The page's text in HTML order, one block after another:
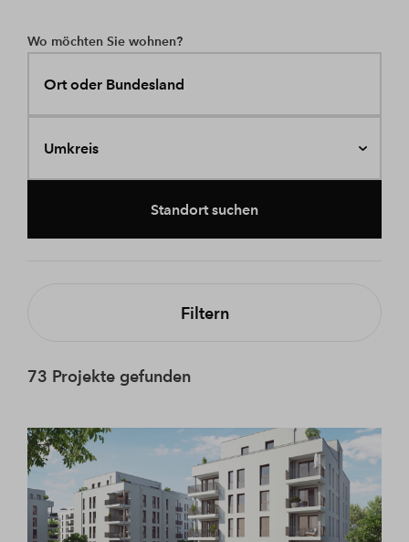
Wo möchten Sie wohnen?
Ort oder Bundesland
Umkreis
Standort suchen
Filtern
73 Projekte gefunden